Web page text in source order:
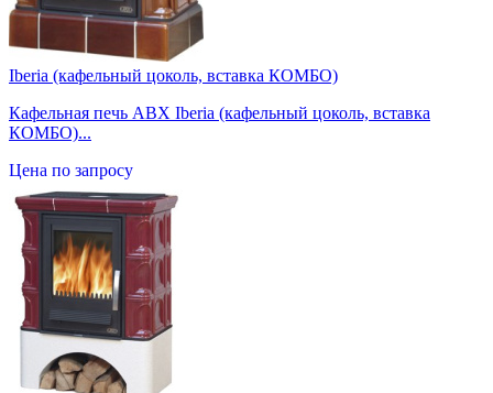
Iberia (кафельный цоколь, вставка КОМБО)
Кафельная печь ABX Iberia (кафельный цоколь, вставка
КОМБО)...
Цена по запросу